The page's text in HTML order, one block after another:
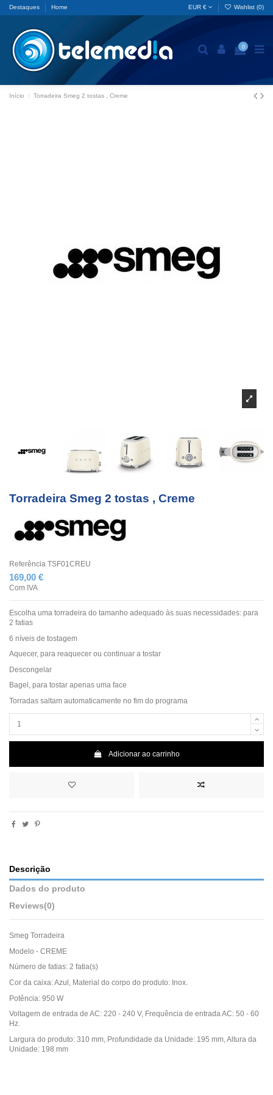
Destaques Home EUR € Wishlist (0)
0
Início Torradeira Smeg 2 tostas , Creme
Torradeira Smeg 2 tostas , Creme
Referência TSF01CREU
169,00 €
Com IVA
Escolha uma torradeira do tamanho adequado às suas necessidades: para
2 fatias
6 níveis de tostagem
Aquecer, para reaquecer ou continuar a tostar
Descongelar
Bagel, para tostar apenas uma face
Torradas saltam automaticamente no fim do programa
Adicionar ao carrinho
Descrição
Dados do produto
Reviews(0)
Smeg Torradeira
Modelo - CREME
Número de fatias: 2 fatia(s)
Cor da caixa: Azul, Material do corpo do produto: Inox.
Potência: 950 W
Voltagem de entrada de AC: 220 - 240 V, Frequência de entrada AC: 50 - 60
Hz.
Largura do produto: 310 mm, Profundidade da Unidade: 195 mm, Altura da
Unidade: 198 mm